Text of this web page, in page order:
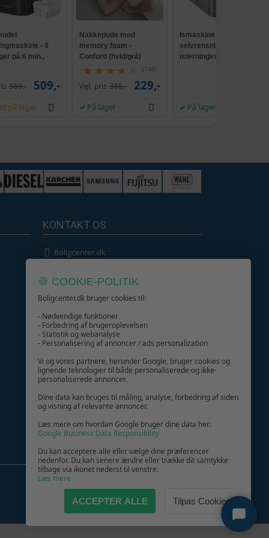
- 9
på 6 min.,
569,- 509,-
på lager
Nakkepude med
memory foam -
Conforti (hvid/grå)
(149)
Vejl. pris 386,- 229,-
På lager
Ismaskine med
selvrensning, 2
isterningestørrelser, 12
På lager
KONTAKT OS
Boligcenter.dk
GIV GLÆDE MED ET GAVEKORT!
🍪 COOKIE-POLITIK
Boligcenter.dk bruger cookies til:
- Nødvendige funktioner
- Forbedring af brugeroplevelsen
- Statistik og webanalyse
- Personalisering af annoncer / ads personalization
Vi og vores partnere, herunder Google, bruger cookies og
lignende teknologier til både personaliserede og ikke-
personaliserede annoncer.
Dine data kan bruges til måling, analyse, forbedring af siden
og visning af relevante annoncer.
Læs mere om hvordan Google bruger dine data her:
Google Business Data Responsibility
Du kan acceptere alle eller vælge dine præferencer
nedenfor. Du kan senere ændre eller trække dit samtykke
tilbage via ikonet nederst til venstre.
Læs mere
ACCEPTER ALLE Tilpas Cookies